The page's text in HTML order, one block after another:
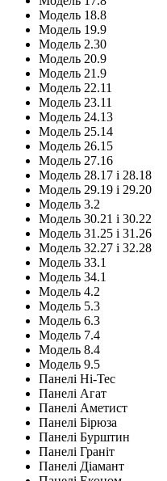
Модель 18.8
Модель 19.9
Модель 2.30
Модель 20.9
Модель 21.9
Модель 22.11
Модель 23.11
Модель 24.13
Модель 25.14
Модель 26.15
Модель 27.16
Модель 28.17 і 28.18
Модель 29.19 і 29.20
Модель 3.2
Модель 30.21 і 30.22
Модель 31.25 і 31.26
Модель 32.27 і 32.28
Модель 33.1
Модель 34.1
Модель 4.2
Модель 5.3
Модель 6.3
Модель 7.4
Модель 8.4
Модель 9.5
Панелі Hi-Tec
Панелі Агат
Панелі Аметист
Панелі Бірюза
Панелі Бурштин
Панелі Граніт
Панелі Діамант